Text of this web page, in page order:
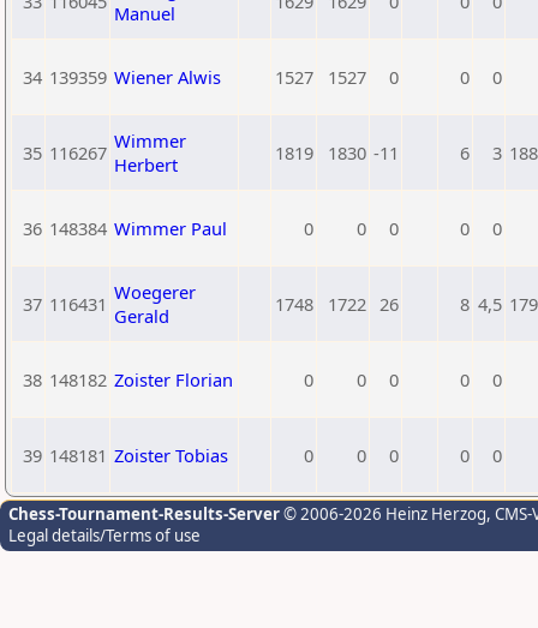
Manuel
34 139359 Wiener Alwis 1527 1527 0 0 0
35 116267 Wimmer
Herbert
1819 1830 -11 6 3
36 148384 Wimmer Paul 0 0 0 0 0
37 116431 Woegerer
Gerald
1748 1722 26 8 4,5
38 148182 Zoister Florian 0 0 0 0 0
39 148181 Zoister Tobias 0 0 0 0 0
Chess-Tournament-Results-Server© 2006-2026 Heinz Herzog,
Legal details/Terms of use